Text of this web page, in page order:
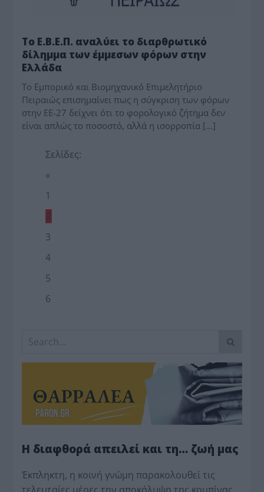
Το Ε.Β.Ε.Π. αναλύει το διαρθρωτικό
δίλημμα των έμμεσων φόρων στην
Ελλάδα
Το Εμπορικό και Βιομηχανικό Επιμελητήριο
Πειραιώς επισημαίνει πως η σύγκριση των φόρων
στην ΕΕ-27 δείχνει ότι το φορολογικό ζήτημα δεν
είναι απλώς το ποσοστό, αλλά η ισορροπία […]
Σελίδες:
«
1
2
3
4
5
6
Η διαφθορά απειλεί και τη… ζωή μας
Έκπληκτη, η κοινή γνώμη παρακολουθεί τις